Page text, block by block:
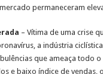
permaneceram
– Vítima de uma crise
a indústria
que ameaça todo
e baixo índice de vendas,